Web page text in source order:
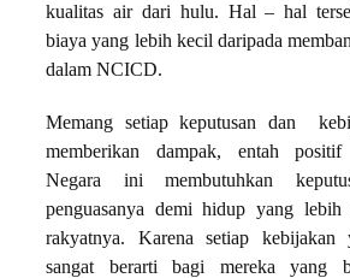
kualitas air dari hulu. Hal – hal
biaya yang lebih kecil daripada
dalam NCICD.
Memang setiap keputusan dan
memberikan dampak, entah
Negara ini membutuhkan
penguasanya demi hidup yang
rakyatnya. Karena setiap kebijakan
sangat berarti bagi mereka yang